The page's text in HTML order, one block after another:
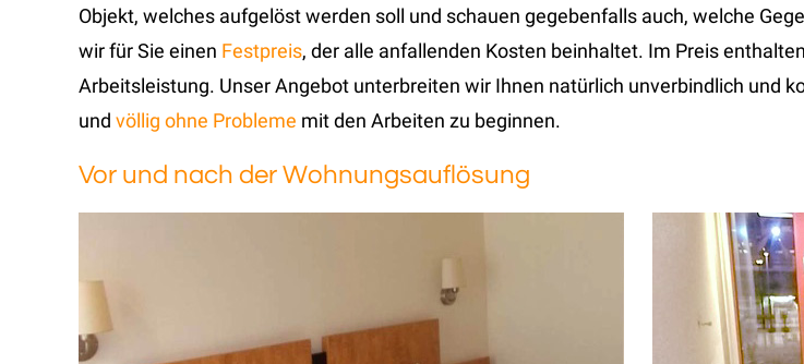
Objekt, welches aufgelöst werden soll und schauen gegebenfalls auch, welche
wir für Sie einen Festpreis, der alle anfallenden Kosten beinhaltet. Im Preis
Arbeitsleistung. Unser Angebot unterbreiten wir Ihnen natürlich unverbindlich und
und völlig ohne Probleme mit den Arbeiten zu beginnen.
Vor und nach der Wohnungsauflösung